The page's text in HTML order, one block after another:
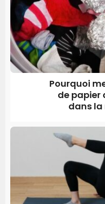
Pourquoi
de papier
dans la